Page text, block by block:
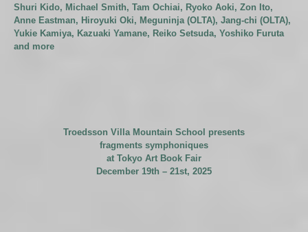
Shuri Kido, Michael Smith, Tam Ochiai, Ryoko Aoki, Zon Ito,
Anne Eastman, Hiroyuki Oki, Meguninja (OLTA), Jang-chi (OLTA),
Yukie Kamiya, Kazuaki Yamane, Reiko Setsuda, Yoshiko Furuta
and more
Troedsson Villa Mountain School presents
fragments symphoniques
at Tokyo Art Book Fair
December 19th – 21st, 2025